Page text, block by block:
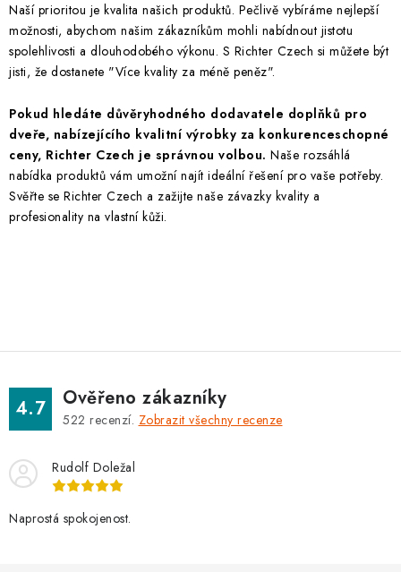
Naší prioritou je kvalita našich produktů. Pečlivě vybíráme nejlepší
možnosti, abychom našim zákazníkům mohli nabídnout jistotu
spolehlivosti a dlouhodobého výkonu. S Richter Czech si můžete být
jisti, že dostanete "Více kvality za méně peněz".
Pokud hledáte důvěryhodného dodavatele doplňků pro
dveře, nabízejícího kvalitní výrobky za konkurenceschopné
ceny, Richter Czech je správnou volbou. Naše rozsáhlá
nabídka produktů vám umožní najít ideální řešení pro vaše potřeby.
Svěřte se Richter Czech a zažijte naše závazky kvality a
profesionality na vlastní kůži.
4.7 Ověřeno zákazníky
522 recenzí. Zobrazit všechny recenze
Rudolf Doležal
Naprostá spokojenost.